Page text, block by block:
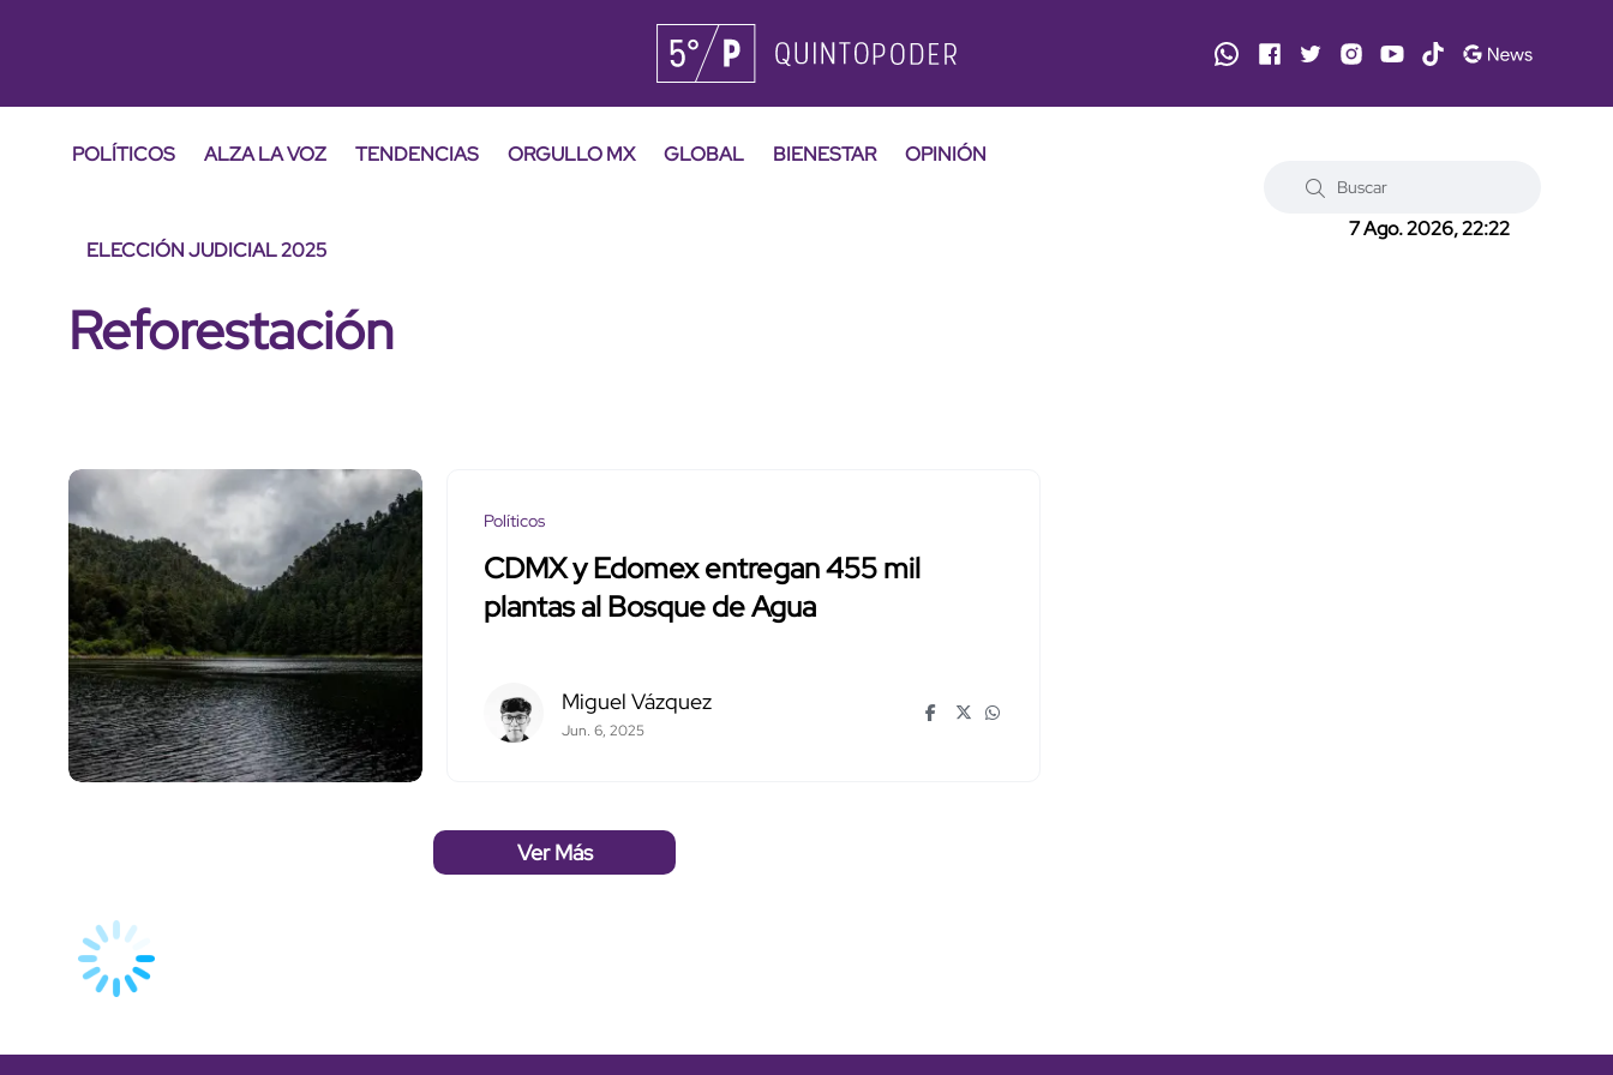
POLÍTICOS ALZA LA VOZ TENDENCIAS ORGULLO MX GLOBAL BIENESTAR OPINIÓN
ELECCIÓN JUDICIAL 2025
7 Ago. 2026, 22:22
Reforestación
Políticos
CDMX y Edomex entregan 455 mil
plantas al Bosque de Agua
Miguel Vázquez
Jun. 6, 2025
Ver Más